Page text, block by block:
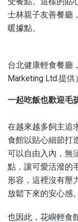
士林親子友善餐廳
暖據點。
台北健康輕食餐廳
Marketing Ltd.提供）
一起吃飯也歡迎毛
在越來越多飼主追
食館以貼心細節打
可以自由入內，無
點，讓可愛活潑的
形容，這裡沒有壓
放鬆下來的安心感。
也因此，花嶼輕食